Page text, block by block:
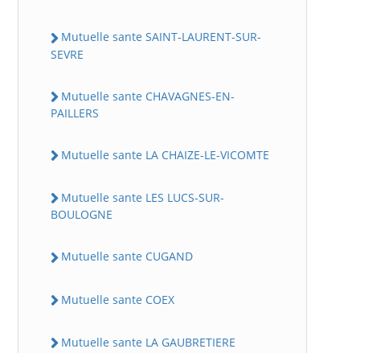
Mutuelle sante SAINT-LAURENT-SUR-
SEVRE
Mutuelle sante CHAVAGNES-EN-
PAILLERS
Mutuelle sante LA CHAIZE-LE-VICOMTE
Mutuelle sante LES LUCS-SUR-
BOULOGNE
Mutuelle sante CUGAND
Mutuelle sante COEX
Mutuelle sante LA GAUBRETIERE